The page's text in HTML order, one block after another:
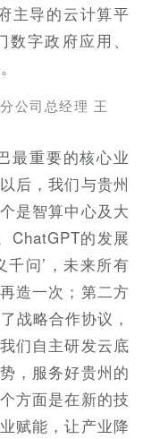
主导的云计算平
字政府应用、
公司总经理 王
最重要的核心业
后，我们与贵州
是智算中心及大
ChatGPT的发展
千问’，未来所有
造一次；第二方
战略合作协议，
们自主研发云底
，服务好贵州的
方面是在新的技
赋能，让产业降